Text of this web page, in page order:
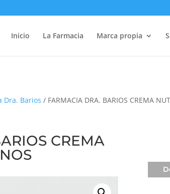
Inicio La Farmacia Marca propia
Dra. Barios / FARMACIA DRA. BARIOS CREMA
CREMA